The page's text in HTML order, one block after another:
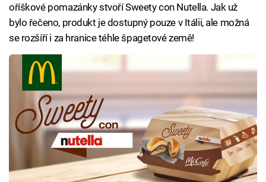
oříškové pomazánky stvoří Sweety con Nutella. Jak už
bylo řečeno, produkt je dostupný pouze v Itálii, ale možná
se rozšíří i za hranice téhle špagetové země!